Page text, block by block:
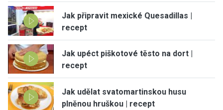
Jak připravit mexické Quesadillas |
recept
Jak upéct piškotové těsto na dort |
recept
Jak udělat svatomartinskou husu
plněnou hruškou | recept